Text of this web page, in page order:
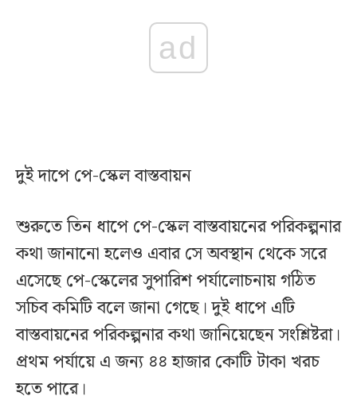
ad
দুই দাপে পে-স্কেল বাস্তবায়ন
শুরুতে তিন ধাপে পে-স্কেল বাস্তবায়নের পরিকল্পনার
কথা জানানো হলেও এবার সে অবস্থান থেকে সরে
এসেছে পে-স্কেলের সুপারিশ পর্যালোচনায় গঠিত
সচিব কমিটি বলে জানা গেছে। দুই ধাপে এটি
বাস্তবায়নের পরিকল্পনার কথা জানিয়েছেন সংশ্লিষ্টরা।
প্রথম পর্যায়ে এ জন্য ৪৪ হাজার কোটি টাকা খরচ
হতে পারে।